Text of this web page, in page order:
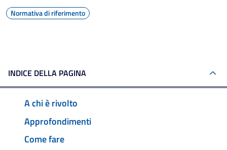
Normativa di riferimento
INDICE DELLA PAGINA
A chi è rivolto
Approfondimenti
Come fare